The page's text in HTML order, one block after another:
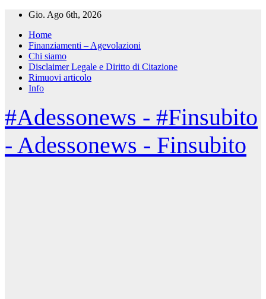
Salta
contenuto
Gio. Ago 6th, 2026
Home
Finanziamenti – Agevolazioni
Chi siamo
Disclaimer Legale e Diritto di Citazione
Rimuovi articolo
Info
#Adessonews - #Finsubito
- Adessonews - Finsubito